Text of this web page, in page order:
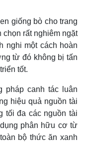
giống bò cho trang
rất nghiêm ngặt
nghi một cách hoàn
từ đó không bị tấn
tốt.
pháp canh tác luân
hiệu quả nguồn tài
tối đa các nguồn tài
phân hữu cơ từ
bộ thức ăn xanh